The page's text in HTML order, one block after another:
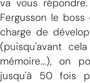
va vous
Fergusson le
charge de
(puisqu'avant
mémoire...), on
jusqu'à 50 fois